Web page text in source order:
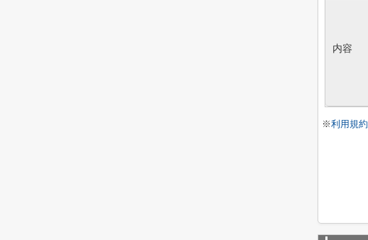
内容
※利用規約